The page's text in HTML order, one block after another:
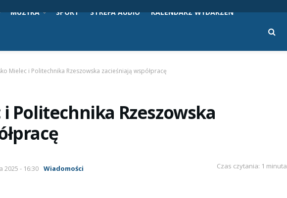
MUZYKA SPORT STREFA AUDIO KALENDARZ WYDARZEŃ
Mielec i Politechnika Rzeszowska zacieśniają współpracę
Politechnika Rzeszowska
2025 - 16:30 Wiadomości Czas czytania: 1 minuta